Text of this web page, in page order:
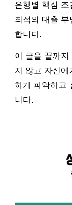
은행별 핵심
최적의 대출
합니다.
이 글을 끝까지
지 않고 자신에
하게 파악하고
니다.